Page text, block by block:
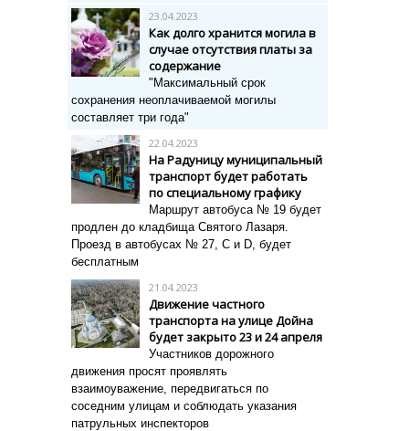
23.04.2023
Как долго хранится могила в
случае отсутствия платы за
содержание
"Максимальный срок
сохранения неоплачиваемой могилы
составляет три года"
22.04.2023
На Радуницу муниципальный
транспорт будет работать
по специальному графику
Маршрут автобуса № 19 будет
продлен до кладбища Святого Лазаря.
Проезд в автобусах № 27, C и D, будет
бесплатным
21.04.2023
Движение частного
транспорта на улице Дойна
будет закрыто 23 и 24 апреля
Участников дорожного
движения просят проявлять
взаимоуважение, передвигаться по
соседним улицам и соблюдать указания
патрульных инспекторов